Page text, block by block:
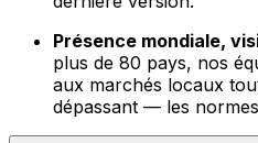
Présence mondiale,
plus de 80 pays, nos
aux marchés locaux
dépassant — les